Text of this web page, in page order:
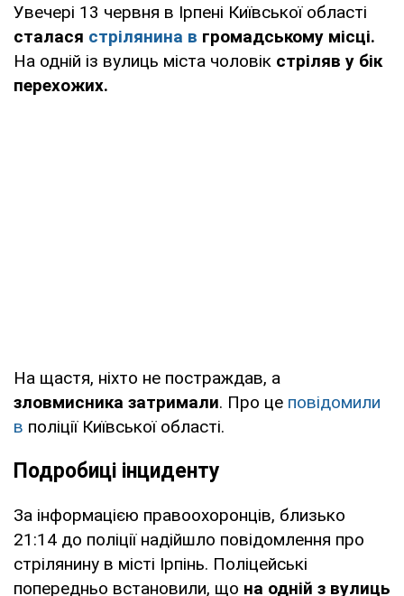
Увечері 13 червня в Ірпені Київської області
сталася стрілянина в громадському місці.
На одній із вулиць міста чоловік стріляв у бік
перехожих.
На щастя, ніхто не постраждав, а
зловмисника затримали. Про це повідомили
в поліції Київської області.
Подробиці інциденту
За інформацією правоохоронців, близько
21:14 до поліції надійшло повідомлення про
стрілянину в місті Ірпінь. Поліцейські
попередньо встановили, що на одній з вулиць